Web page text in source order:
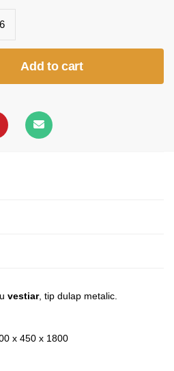
Add to cart
vestiar, tip dulap metalic.
x 450 x 1800